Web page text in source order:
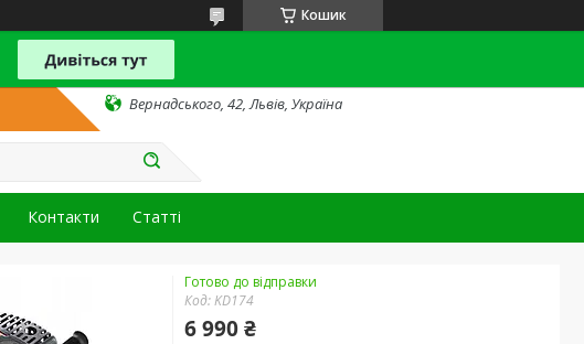
Кошик
Вернадського, 42, Львів, Україна
Контакти Статті
Готово до відправки
Код:KD174
6 990 ₴